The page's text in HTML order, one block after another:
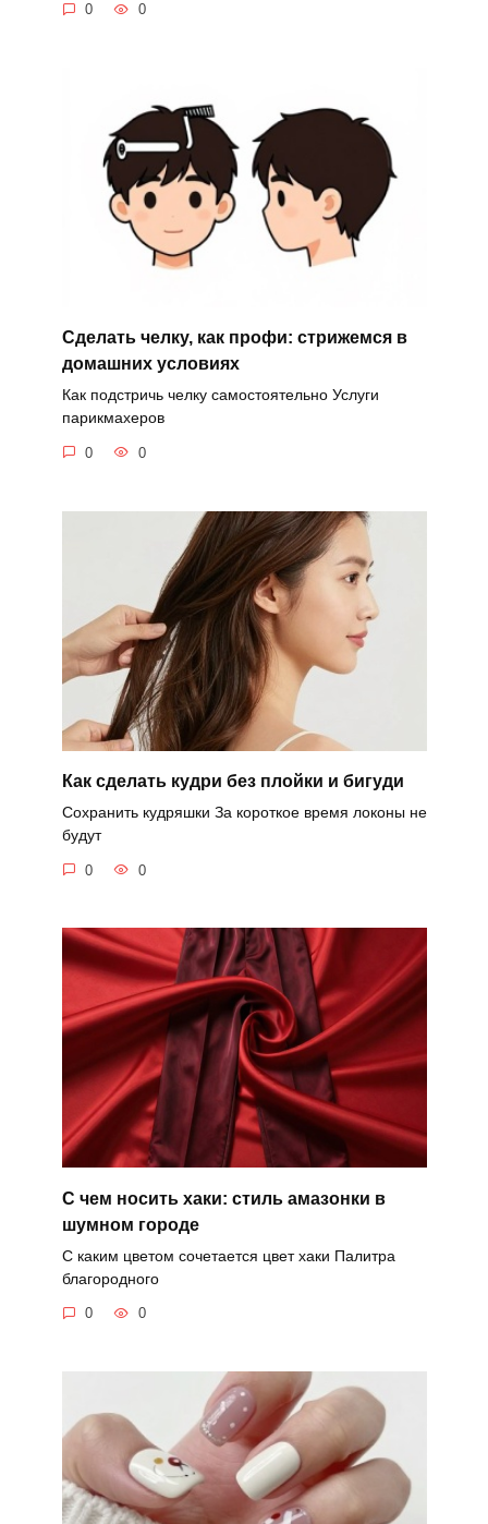
0 0
Сделать челку, как профи: стрижемся в
домашних условиях
Как подстричь челку самостоятельно Услуги
парикмахеров
0 0
Как сделать кудри без плойки и бигуди
Сохранить кудряшки За короткое время локоны не
будут
0 0
С чем носить хаки: стиль амазонки в
шумном городе
С каким цветом сочетается цвет хаки Палитра
благородного
0 0